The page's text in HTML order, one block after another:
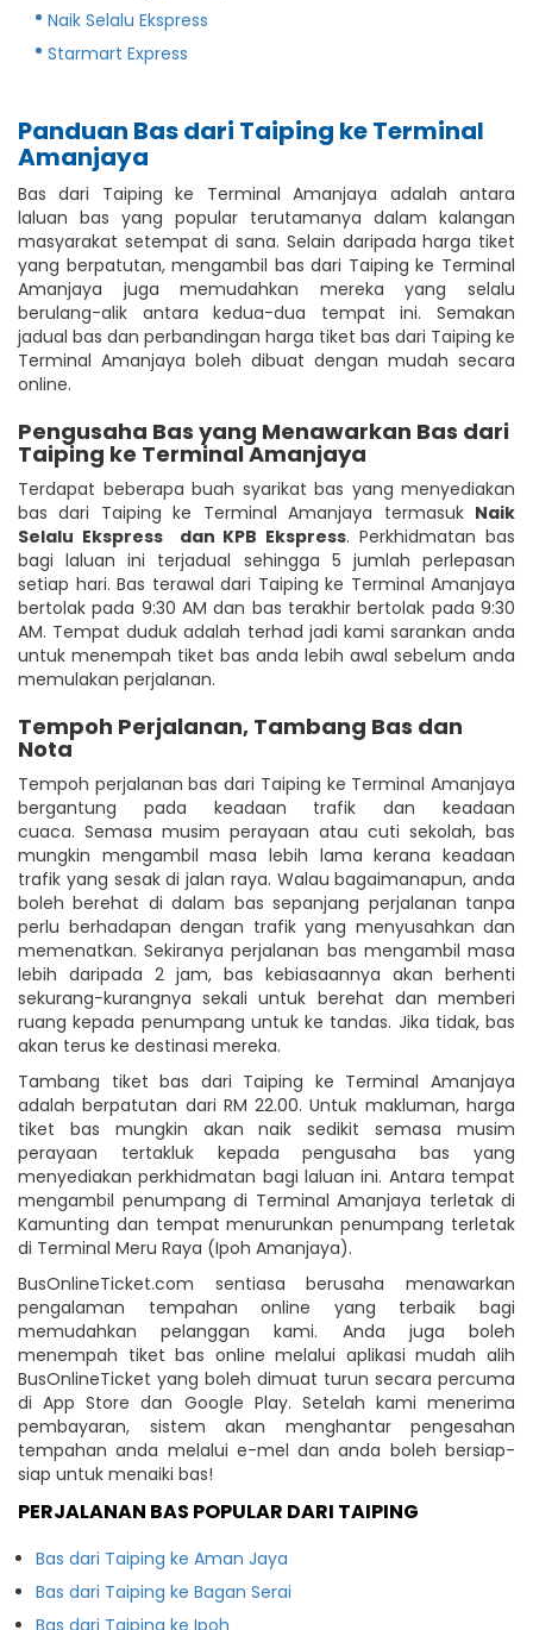
Naik Selalu Ekspress
Starmart Express
Panduan Bas dari Taiping ke Terminal
Amanjaya
Bas dari Taiping ke Terminal Amanjaya adalah antara
laluan bas yang popular terutamanya dalam kalangan
masyarakat setempat di sana. Selain daripada harga tiket
yang berpatutan, mengambil bas dari Taiping ke Terminal
Amanjaya juga memudahkan mereka yang selalu
berulang-alik antara kedua-dua tempat ini. Semakan
jadual bas dan perbandingan harga tiket bas dari Taiping ke
Terminal Amanjaya boleh dibuat dengan mudah secara
online.
Pengusaha Bas yang Menawarkan Bas dari
Taiping ke Terminal Amanjaya
Terdapat beberapa buah syarikat bas yang menyediakan
bas dari Taiping ke Terminal Amanjaya termasuk Naik
Selalu Ekspress
dan KPB Ekspress. Perkhidmatan bas
bagi laluan ini terjadual sehingga 5 jumlah perlepasan
setiap hari. Bas terawal dari Taiping ke Terminal Amanjaya
bertolak pada 9:30 AM dan bas terakhir bertolak pada 9:30
AM. Tempat duduk adalah terhad jadi kami sarankan anda
untuk menempah tiket bas anda lebih awal sebelum anda
memulakan perjalanan.
Tempoh Perjalanan, Tambang Bas dan
Nota
Tempoh perjalanan bas dari Taiping ke Terminal Amanjaya
bergantung pada keadaan trafik dan keadaan
cuaca. Semasa musim perayaan atau cuti sekolah, bas
mungkin mengambil masa lebih lama kerana keadaan
trafik yang sesak di jalan raya. Walau bagaimanapun, anda
boleh berehat di dalam bas sepanjang perjalanan tanpa
perlu berhadapan dengan trafik yang menyusahkan dan
memenatkan. Sekiranya perjalanan bas mengambil masa
lebih daripada 2 jam, bas kebiasaannya akan berhenti
sekurang-kurangnya sekali untuk berehat dan memberi
ruang kepada penumpang untuk ke tandas. Jika tidak, bas
akan terus ke destinasi mereka.
Tambang tiket bas dari Taiping ke Terminal Amanjaya
adalah berpatutan dari RM 22.00. Untuk makluman, harga
tiket bas mungkin akan naik sedikit semasa musim
perayaan tertakluk kepada pengusaha bas yang
menyediakan perkhidmatan bagi laluan ini. Antara tempat
mengambil penumpang di Terminal Amanjaya terletak di
Kamunting dan tempat menurunkan penumpang terletak
di Terminal Meru Raya (Ipoh Amanjaya).
BusOnlineTicket.com sentiasa berusaha menawarkan
pengalaman tempahan online yang terbaik bagi
memudahkan pelanggan kami. Anda juga boleh
menempah tiket bas online melalui aplikasi mudah alih
BusOnlineTicket yang boleh dimuat turun secara percuma
di App Store dan Google Play. Setelah kami menerima
pembayaran, sistem akan menghantar pengesahan
tempahan anda melalui e-mel dan anda boleh bersiap-
siap untuk menaiki bas!
PERJALANAN BAS POPULAR DARI TAIPING
Bas dari Taiping ke Aman Jaya
Bas dari Taiping ke Bagan Serai
Bas dari Taiping ke Ipoh